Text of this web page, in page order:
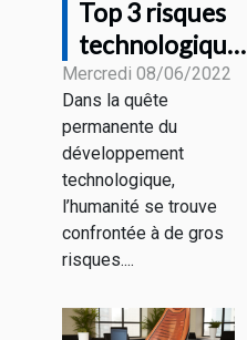
Top 3 risques
technologiques
majeurs
Mercredi 08/06/2022
Dans la quête
permanente du
développement
technologique,
l’humanité se trouve
confrontée à de gros
risques....